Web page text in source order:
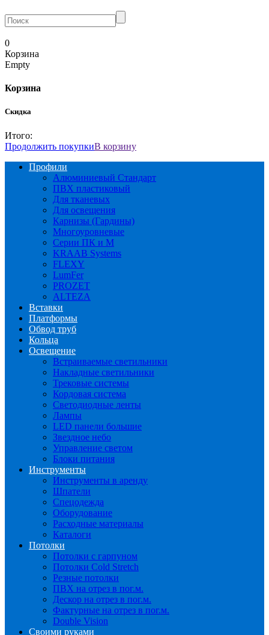
0
Корзина
Empty
Корзина
Скидка
Итого:
Продолжить покупкиВ корзину
Профили
Алюминиевый Стандарт
ПВХ пластиковый
Для тканевых
Для освещения
Карнизы (Гардины)
Многоуровневые
Серии ПК и М
KRAAB Systems
FLEXY
LumFer
PROZET
ALTEZA
Вставки
Платформы
Обвод труб
Кольца
Освещение
Встраиваемые светильники
Накладные светильники
Трековые системы
Кордовая система
Светодиодные ленты
Лампы
LED панели большие
Звездное небо
Управление светом
Блоки питания
Инструменты
Инструменты в аренду
Шпатели
Спецодежда
Оборудование
Расходные материалы
Каталоги
Потолки
Потолки с гарпуном
Потолки Cold Stretch
Резные потолки
ПВХ на отрез в пог.м.
Дескор на отрез в пог.м.
Фактурные на отрез в пог.м.
Double Vision
Своими руками